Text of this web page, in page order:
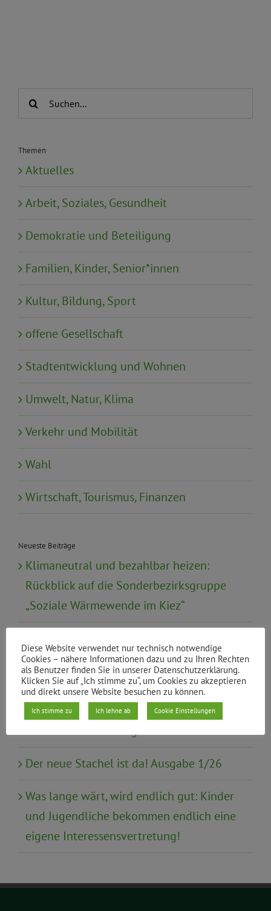
Suche
Themen
Aktuelles
Arbeit, Soziales, Gesundheit
Demokratie und Beteiligung
Familien, Kinder, Senior*innen
Kultur, Bildung, Sport
offene Gesellschaft
Stadtentwicklung und Wohnen
Umwelt, Natur, Klima
Verkehr und Mobilität
Wahl
Wirtschaft, Tourismus, Finanzen
Neueste Beiträge
Klimaneutral und bezahlbar heizen:
Rückblick auf die Sonderbezirksgruppe
„Soziale Wärmewende im Kiez“
Mündliche Anfrage: Gewaltschutz von
Frauen mit Behinderung in
Schutzeinrichtungen wie Frauenhäusern
Der neue Stachel ist da! Ausgabe 1/26
Was lange wärt, wird endlich gut: Kinder
und Jugendliche bekommen endlich eine
eigene Interessensvertretung!
Diese Website verwendet nur technisch notwendige
Cookies – nähere Informationen dazu und zu Ihren Rechten
als Benutzer finden Sie in unserer Datenschutzerklärung.
Klicken Sie auf „Ich stimme zu“, um Cookies zu akzeptieren
und direkt unsere Website besuchen zu können.
Ich stimme zu Ich lehne ab Cookie Einstellungen